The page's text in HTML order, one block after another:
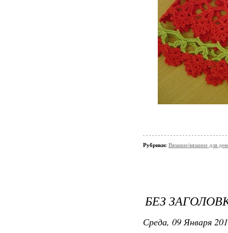
Рубрики: Вязание/вязание для
БЕЗ
Среда, 09 Января